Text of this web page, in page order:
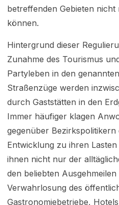
betreffenden Gebieten
können.
Hintergrund dieser
Zunahme des Tourismus
Partyleben in den
Straßenzüge werden
durch Gaststätten in den
Immer häufiger klagen
gegenüber Bezirkspolitikern
Entwicklung zu ihren
ihnen nicht nur der
den beliebten
Verwahrlosung des
Gastronomiebetriebe,